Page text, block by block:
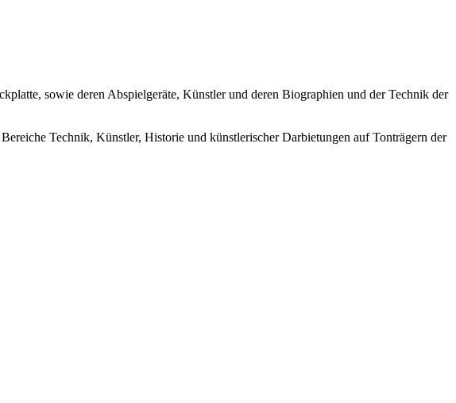
sowie deren Abspielgeräte, Künstler und deren Biographien und der Technik der
Technik, Künstler, Historie und künstlerischer Darbietungen auf Tonträgern der